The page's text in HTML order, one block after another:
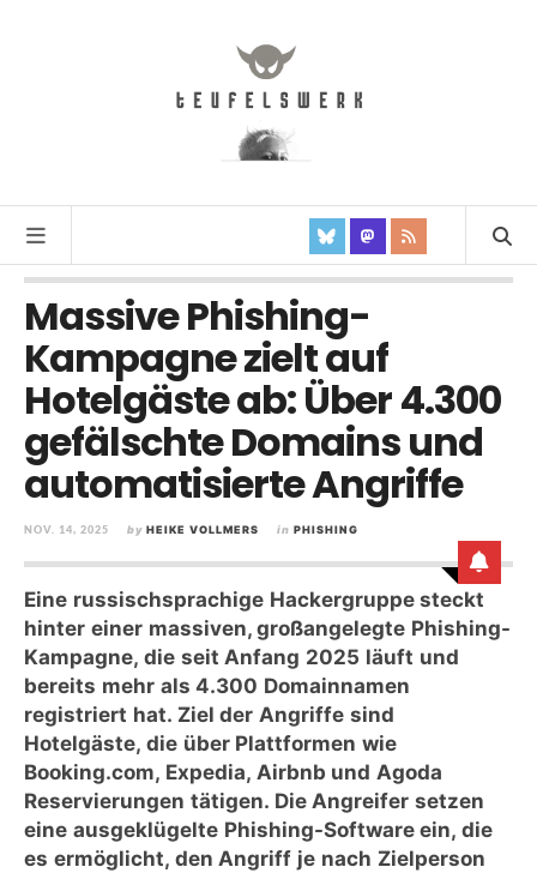
Massive Phishing-
Kampagne zielt auf
Hotelgäste ab: Über 4.300
gefälschte Domains und
automatisierte Angriffe
NOV. 14, 2025 by HEIKE VOLLMERS in PHISHING
Eine russischsprachige Hackergruppe steckt
hinter einer massiven, großangelegte Phishing-
Kampagne, die seit Anfang 2025 läuft und
bereits mehr als 4.300 Domainnamen
registriert hat. Ziel der Angriffe sind
Hotelgäste, die über Plattformen wie
Booking.com, Expedia, Airbnb und Agoda
Reservierungen tätigen. Die Angreifer setzen
eine ausgeklügelte Phishing-Software ein, die
es ermöglicht, den Angriff je nach Zielperson